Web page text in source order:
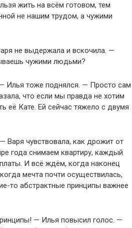
жить на всём готовом, тем
не нашим трудом, а чужими
не выдержала и вскочила. —
чужими людьми?
Илья тоже поднялся. — Просто сам
что если мы правда не хотим
её Кате. Ей сейчас тяжело с двумя
Варя чувствовала, как дрожит от
года снимаем квартиру, каждый
И всё ждём, когда наконец
мечта почти осуществилась,
то абстрактные принципы важнее
— Илья повысил голос. —